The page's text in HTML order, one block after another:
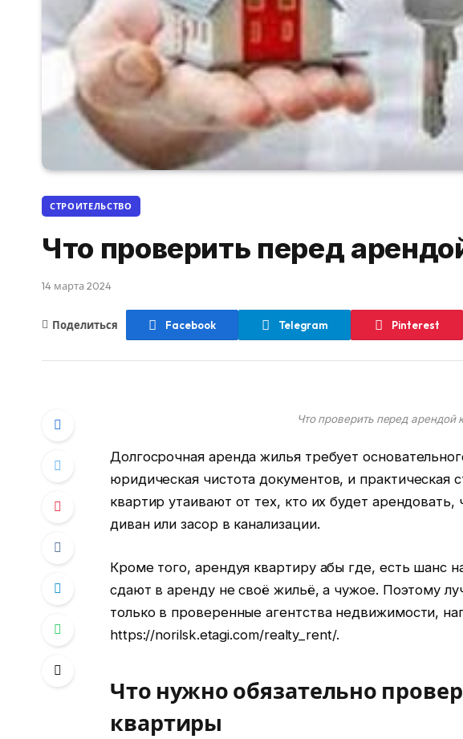
СТРОИТЕЛЬСТВО
Что проверить перед
14 марта 2024
Поделиться Facebook Telegram Pinterest
Что проверить перед арендой
Долгосрочная аренда жилья требует
юридическая чистота документов, и практическая
квартир утаивают от тех, кто их будет
диван или засор в канализации.
Кроме того, арендуя квартиру абы где, есть шанс
сдают в аренду не своё жильё, а чужое. Поэтому
только в проверенные агентства недвижимости,
https://norilsk.etagi.com/realty_rent/.
Что нужно обязательно
квартиры